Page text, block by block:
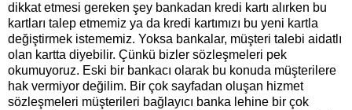
dikkat etmesi gereken şey bankadan kredi kartı alırken bu
kartları talep etmemiz ya da kredi kartımızı bu yeni kartla
değiştirmek istememiz. Yoksa bankalar, müşteri talebi aidatlı
olan kartta diyebilir. Çünkü bizler sözleşmeleri pek
okumuyoruz. Eski bir bankacı olarak bu konuda müşterilere
hak vermiyor değilim. Bir çok sayfadan oluşan hizmet
sözleşmeleri müşterileri bağlayıcı banka lehine bir çok